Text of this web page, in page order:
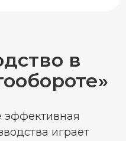
в
эффективная
играет